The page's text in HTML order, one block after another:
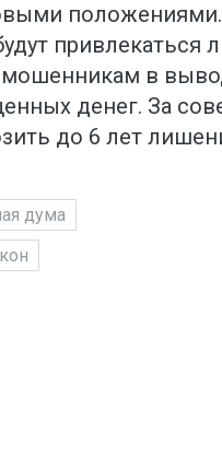
привлекаться
в
денег. За
до 6 лет
дума